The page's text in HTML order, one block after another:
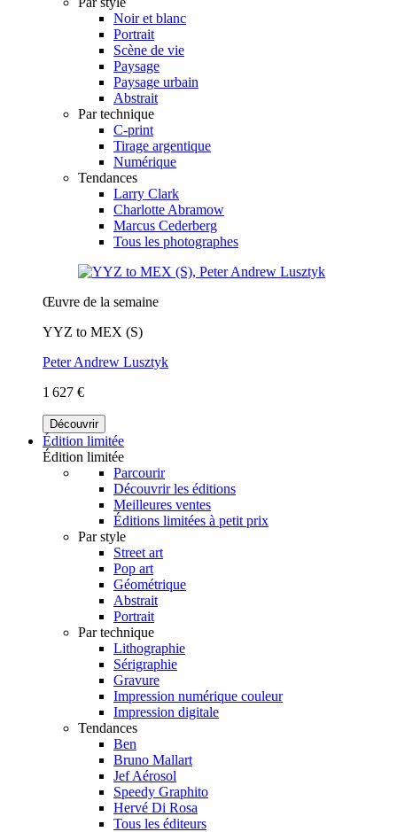
Noir et blanc
Portrait
Scène de vie
Paysage
Paysage urbain
Abstrait
Par technique
C-print
Tirage argentique
Numérique
Tendances
Larry Clark
Charlotte Abramow
Marcus Cederberg
Tous les photographes
Œuvre de la semaine
YYZ to MEX (S)
Peter Andrew Lusztyk
1 627 €
Découvrir
Édition limitée
Édition limitée
Parcourir
Découvrir les éditions
Meilleures ventes
Éditions limitées à petit prix
Par style
Street art
Pop art
Géométrique
Abstrait
Portrait
Par technique
Lithographie
Sérigraphie
Gravure
Impression numérique couleur
Impression digitale
Tendances
Ben
Bruno Mallart
Jef Aérosol
Speedy Graphito
Hervé Di Rosa
Tous les éditeurs